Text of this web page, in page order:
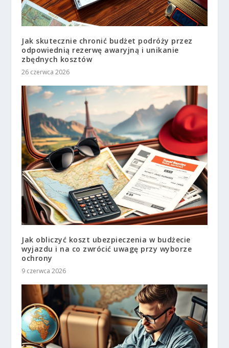
Jak skutecznie chronić budżet podróży przez
odpowiednią rezerwę awaryjną i unikanie
zbędnych kosztów
26 czerwca 2026
Jak obliczyć koszt ubezpieczenia w budżecie
wyjazdu i na co zwrócić uwagę przy wyborze
ochrony
9 czerwca 2026